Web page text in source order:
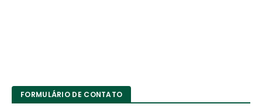
FORMULÁRIO DE CONTATO